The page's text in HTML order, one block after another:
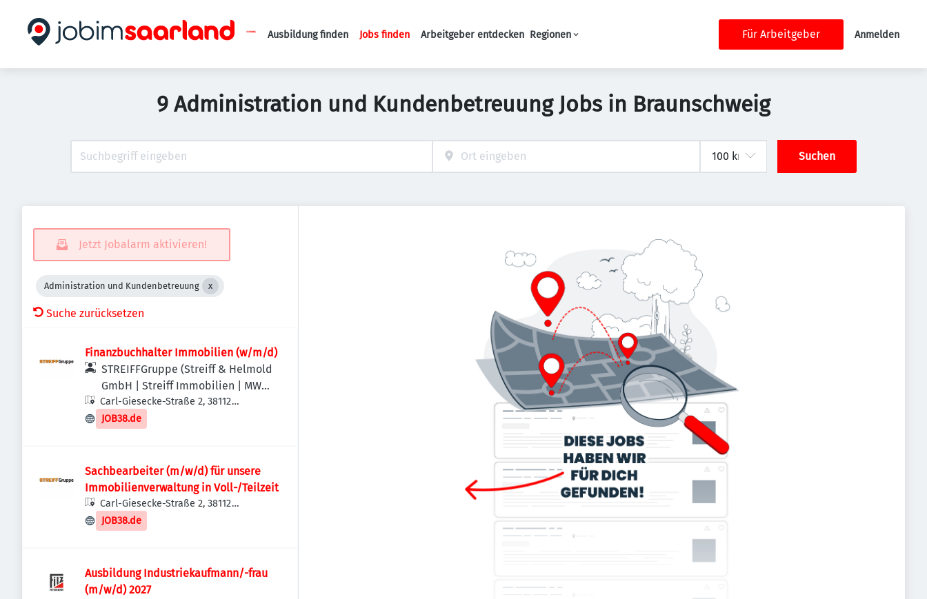
Haupt-Navigation
Ausbildung finden Jobs finden Arbeitgeber entdecken Regionen Für Arbeitgeber Anmelden
9 Administration und Kundenbetreuung Jobs in Braunschweig
Suchen
Jetzt Jobalarm aktivieren!
Administration und Kundenbetreuung
Suche zurücksetzen
Finanzbuchhalter Immobilien (w/m/d)
STREIFFGruppe (Streiff & Helmold
GmbH | Streiff Immobilien | MWS -
Mechanische Werkstatt Streiff
GmbH & Co. KG)
Carl-Giesecke-Straße 2, 38112
Braunschweig, Deutschland
JOB38.de
Sachbearbeiter (m/w/d) für unsere
Immobilienverwaltung in Voll-/Teilzeit
Carl-Giesecke-Straße 2, 38112
Braunschweig, Deutschland
JOB38.de
Ausbildung Industriekaufmann/-frau
(m/w/d) 2027